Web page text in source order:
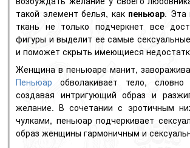
такой элемент белья, как пеньюар. Эта
ткань не только подчеркнет все
фигуры и выделит ее самые
и поможет скрыть имеющиеся
Женщина в пеньюаре манит,
Пеньюар обволакивает тело,
создавая интригующий образ и
желание. В сочетании с эротичным
чулками, пеньюар подчеркивает
образ женщины гармоничным и